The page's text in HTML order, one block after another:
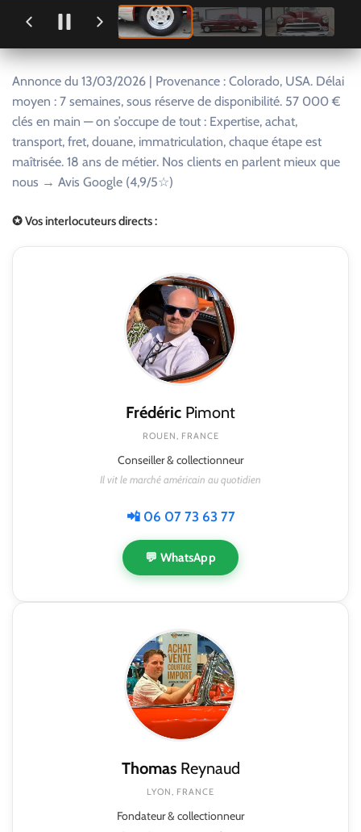
Annonce du 13/03/2026 | Provenance : Colorado, USA. Délai
moyen : 7 semaines, sous réserve de disponibilité. 57 000 €
clés en main — on s’occupe de tout : Expertise, achat,
transport, fret, douane, immatriculation, chaque étape est
maîtrisée. 18 ans de métier. Nos clients en parlent mieux que
nous → Avis Google (4,9/5☆)
✪ Vos interlocuteurs directs :
Frédéric Pimont
ROUEN, FRANCE
Conseiller & collectionneur
Il vit le marché américain au quotidien
📲 06 07 73 63 77
💬 WhatsApp
ThomasReynaud
LYON, FRANCE
Fondateur & collectionneur